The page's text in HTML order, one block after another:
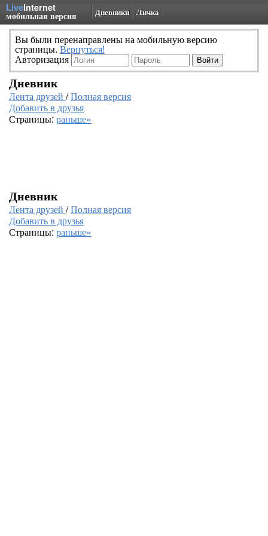
LiveInternet
мобильная версия Дневники Личка
Вы были перенаправлены на мобильную версию
страницы. Вернуться!
Авторизация
Дневник
Лента друзей /Полная версия
Добавить в друзья
Страницы: раньше»
Дневник
Лента друзей /Полная версия
Добавить в друзья
Страницы: раньше»